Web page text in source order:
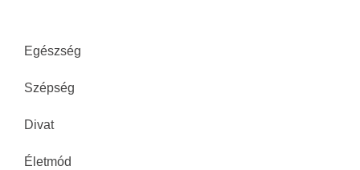
Egészség
Szépség
Divat
Életmód